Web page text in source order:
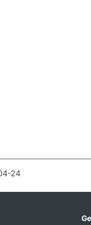
24